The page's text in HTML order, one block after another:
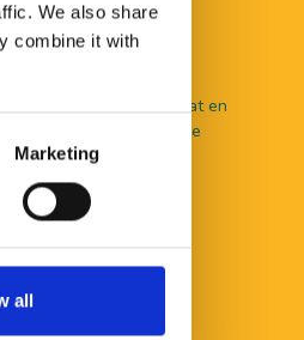
We also share
combine it with
Marketing
all
valt in De Langstraat en
Je kunt terecht bij onze